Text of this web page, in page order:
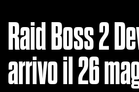
Raid Boss 2
arrivo il 26